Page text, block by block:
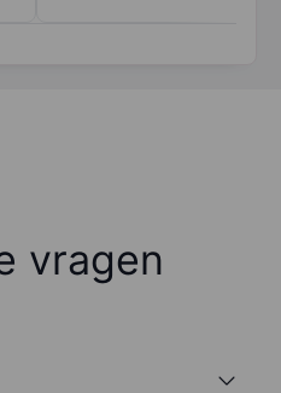
vragen